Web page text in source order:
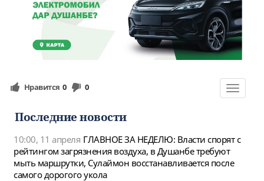
Toggle
Нравится 0 0
Последние новости
10:00, 11 апреля ГЛАВНОЕ ЗА НЕДЕЛЮ: Власти спорят с
рейтингом загрязнения воздуха, в Душанбе требуют
мыть маршрутки, Сулаймон восстанавливается после
самого дорогого укола